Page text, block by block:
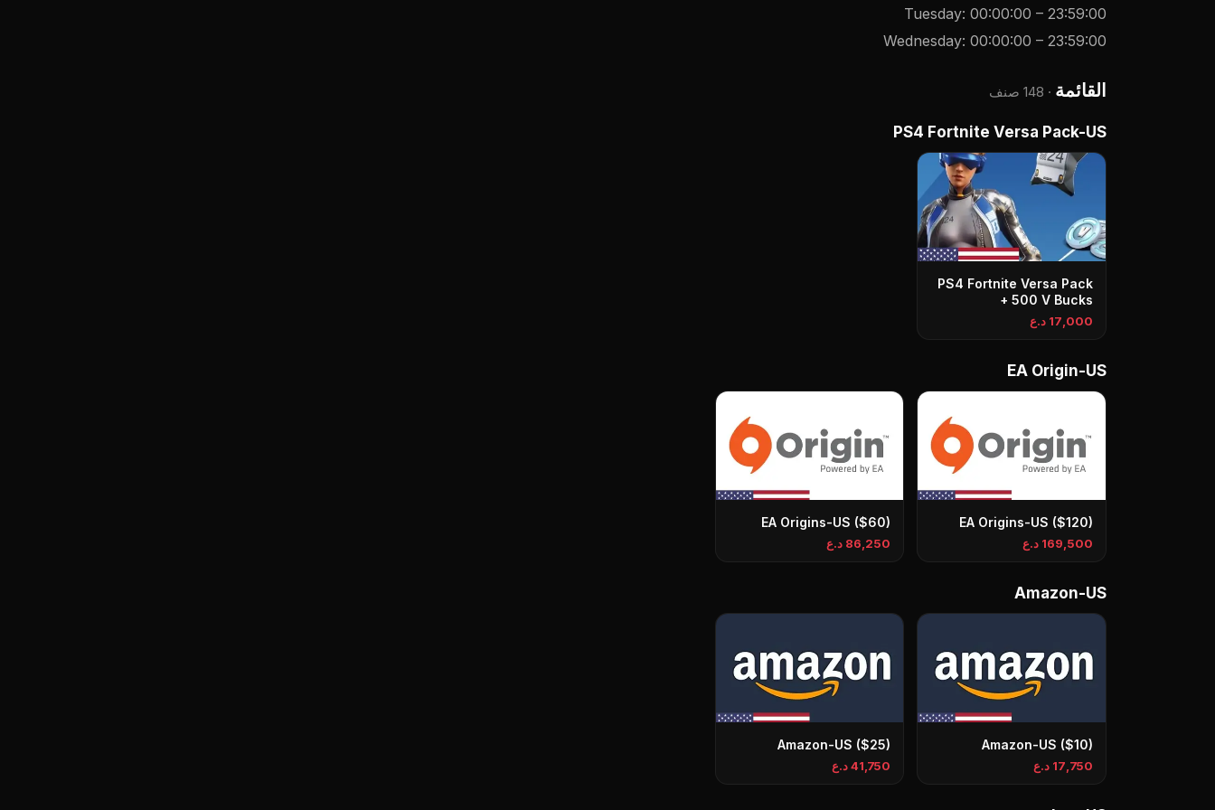
Tuesday: 00:00:00 – 23:59:00
Wednesday: 00:00:00 – 23:59:00
القائمة · 148 صنف
PS4 Fortnite Versa Pack-US
PS4 Fortnite Versa Pack
+ 500 V Bucks
17,000 د.ع
EA Origin-US
EA Origins-US ($120)
169,500 د.ع
EA Origins-US ($60)
86,250 د.ع
Amazon-US
Amazon-US ($10)
17,750 د.ع
Amazon-US ($25)
41,750 د.ع